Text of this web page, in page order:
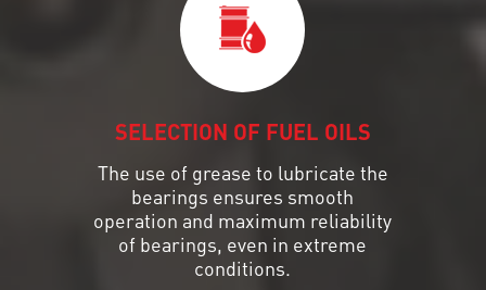
SELECTION OF FUEL OILS
The use of grease to lubricate the
bearings ensures smooth
operation and maximum reliability
of bearings, even in extreme
conditions.